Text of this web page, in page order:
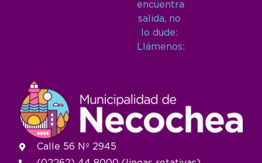
encuentra
salida, no
lo dude:
Llámenos:
Calle 56 Nº 2945